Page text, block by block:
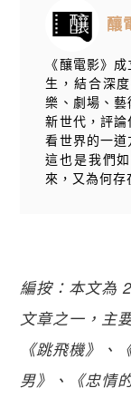
釀
《釀電影》
生，結合深
樂、劇場、
新世代，評
看世界的一
這也是我們
來，又為何存
編按：本文為
文章之一，主
《跳飛機》、
男》、《忠情